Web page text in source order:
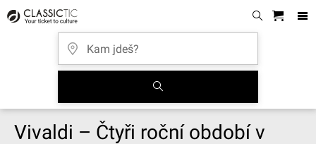
Vivaldi – Čtyři roční období v